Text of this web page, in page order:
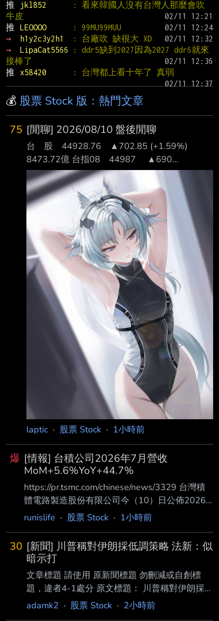
推
jkl852
: 看來韓國人沒有台灣人那麼會吹
牛皮
推
LEOOOO : 99MU99MUU
→
h1y2c3y2h1 : 台廠吹 缺很大 XD
→
LipaCat5566
: ddr5缺到2027因為2027 ddr6就來
接棒了
推
x58420
: 台灣都上看十年了 真弱
💰 股票 Stock 版：熱門文章
75 [閒聊] 2026/08/10 盤後閒聊
台 股 44928.76 ▲702.85 (+1.59%)
8473.72億 台指08 44987 ▲690
(+1.56%) 47,244口 櫃買指 391.61 ▲
7.42 (+1.93%) 1928.40億 日盤 台指期 自營
商 -851 投信 +674 外資 -1,306 台指選 自營
商 +2,278 投信 -202 外資 -1,273 上市 漲停家
數 (+10%) 48 (新纖、集盛、佳大、台橡、台達
電、志聖、尖點、華新、麗臺、 群創、友達、
根基、奕力-KY、永光、彩晶、百一、天虹、彰
源
laptic · 股票 Stock · 1小時前
爆 [情報] 台積公司2026年7月營收
MoM+5.6%YoY+44.7%
https://pr.tsmc.com/chinese/news/3329 台灣積
體電路製造股份有限公司今（10）日公佈2026
年7月營收報告。2026年7月合併營收 約為新台
去年同期增加了44.7%。累計2026 年1至7月營
收約為新台幣2兆8,720億6,400萬元，較去年同
期增加了37.0%。 --
runislife · 股票 Stock · 1小時前
30 [新聞] 川普稱對伊朗採低調策略 法新：似
暗示打
文章標題 請使用 原新聞標題 勿刪減或自創標
題，違者4-1處分 原文標題： 川普稱對伊朗採低
調策略 法新：似暗示打消軍事打擊 原文連結：
adamk2 · 股票 Stock · 2小時前